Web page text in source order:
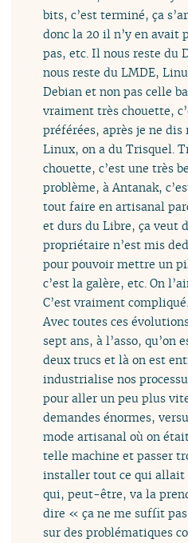
bits, c’est terminé, ça
donc la 20 il n’y en avait
pas, etc. Il nous reste du
nous reste du LMDE,
Debian et non pas celle
vraiment très chouette,
préférées, après je ne dis
Linux, on a du Trisquel.
chouette, c’est une très
problème, à Antanak,
tout faire en artisanal
et durs du Libre, ça veut
propriétaire n’est mis
pour pouvoir mettre un
c’est la galère, etc. On
C’est vraiment compliqué.
Avec toutes ces
sept ans, à l’asso, qu’on
deux trucs et là on est
industrialise nos
pour aller un peu plus
demandes énormes,
mode artisanal où on
telle machine et passer
installer tout ce qui allait
qui, peut-être, va la
dire « ça ne me suffit
sur des problématiques